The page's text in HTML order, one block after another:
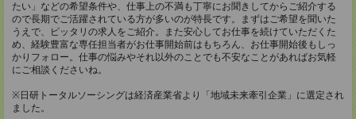
たい」などの希望条件や、仕事上の不満も丁寧にお聞きしてからご紹介する
ので長期でご活躍されている方が多いのが特長です。まずはご希望を聞いた
うえで、ピッタリの求人をご紹介。また安心してお仕事を続けていただくた
め、経験豊富な専任担当者がお仕事開始前はもちろん、お仕事開始後もしっ
かりフォロー。仕事の悩みやそれ以外のことでも不安なことがあればお気軽
にご相談くださいね。
※日研トータルソーシングは経済産業省より「地域未来牽引企業」に選定され
ました。